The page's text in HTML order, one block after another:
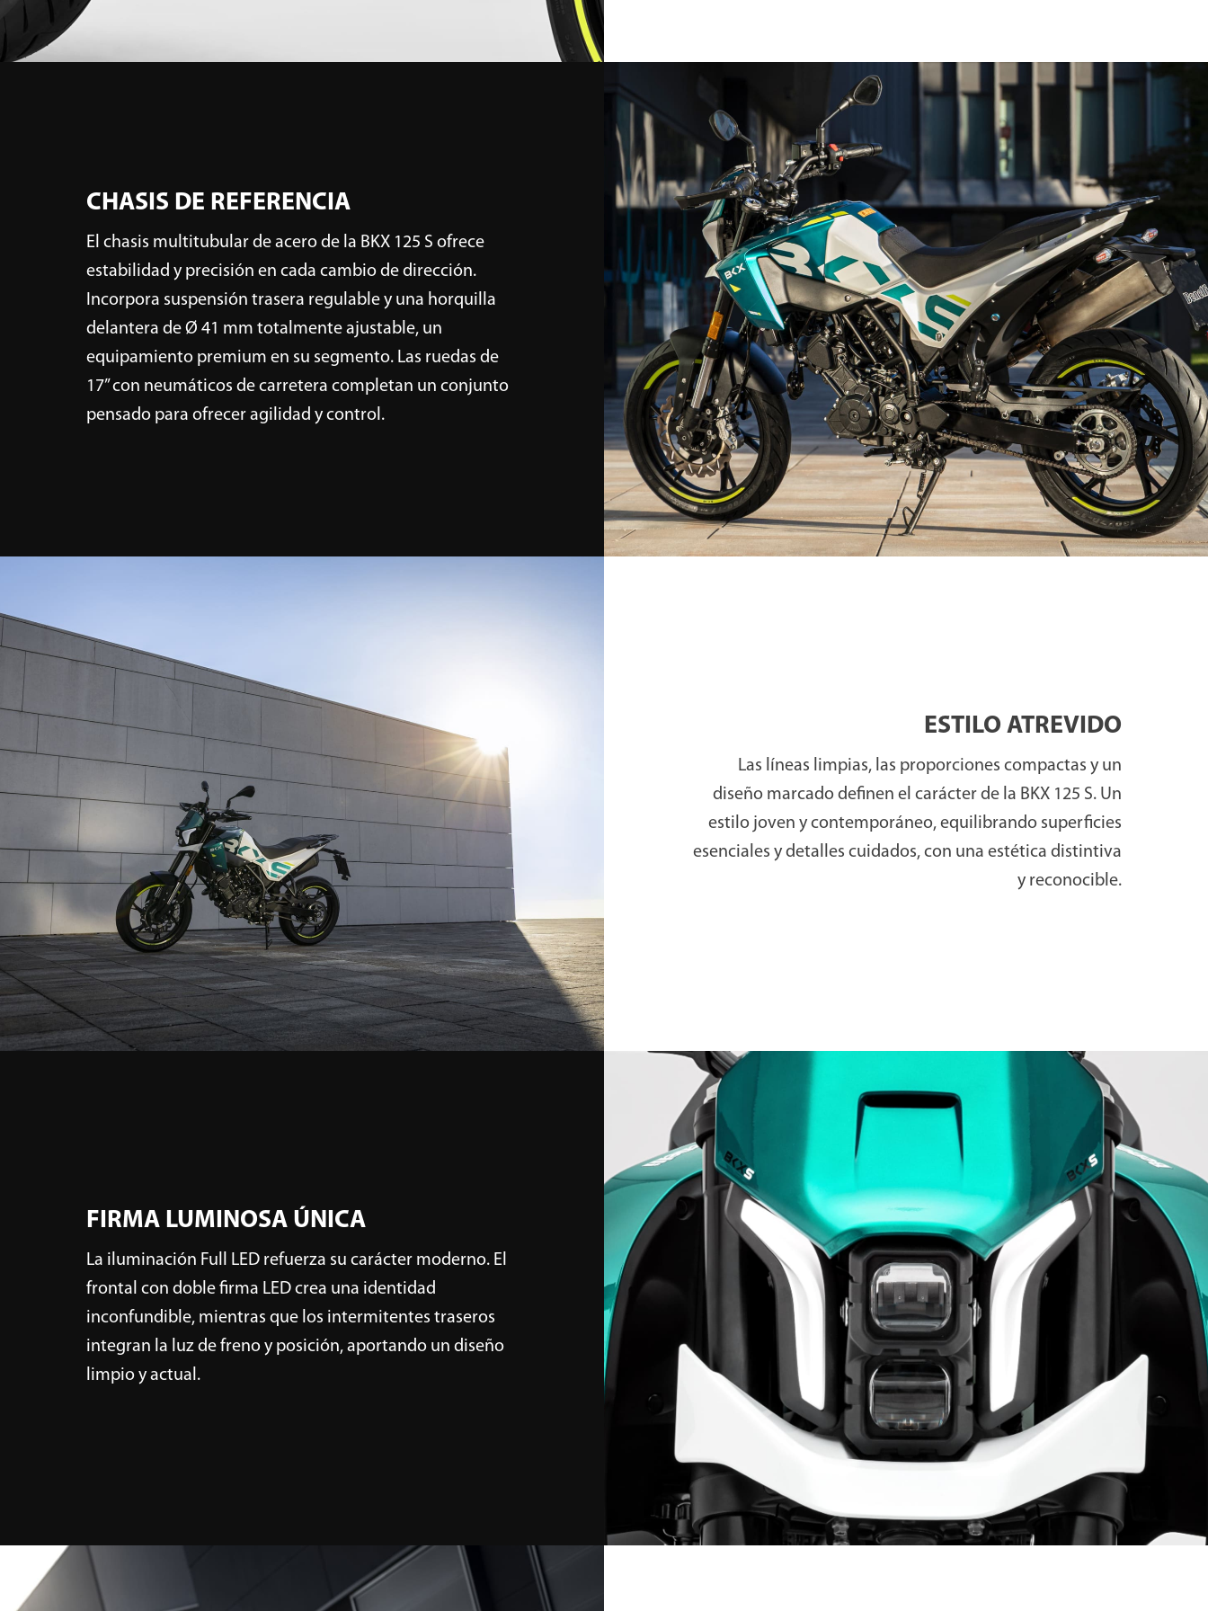
*Las imágenes son orientativas y pueden variar respecto a la versión comercializada.
CHASIS DE REFERENCIA
El chasis multitubular de acero de la BKX 125 S ofrece
estabilidad y precisión en cada cambio de dirección.
Incorpora suspensión trasera regulable y una horquilla
delantera de Ø 41 mm totalmente ajustable, un
equipamiento premium en su segmento. Las ruedas de
17” con neumáticos de carretera completan un conjunto
pensado para ofrecer agilidad y control.
ESTILO ATREVIDO
Las líneas limpias, las proporciones compactas y un
diseño marcado definen el carácter de la BKX 125 S. Un
estilo joven y contemporáneo, equilibrando superficies
esenciales y detalles cuidados, con una estética distintiva
y reconocible.
FIRMA LUMINOSA ÚNICA
La iluminación Full LED refuerza su carácter moderno. El
frontal con doble firma LED crea una identidad
inconfundible, mientras que los intermitentes traseros
integran la luz de freno y posición, aportando un diseño
limpio y actual.